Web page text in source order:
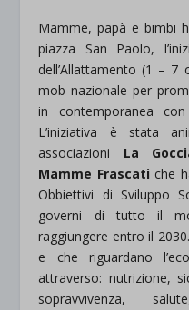
Mamme, papà e bimbi
piazza San Paolo,
dell’Allattamento (1 –
mob nazionale per
in contemporanea
L’iniziativa è stata
associazioni La
Mamme Frascati che
Obbiettivi di Sviluppo
governi di tutto il
raggiungere entro il
e che riguardano
attraverso: nutrizione,
sopravvivenza,